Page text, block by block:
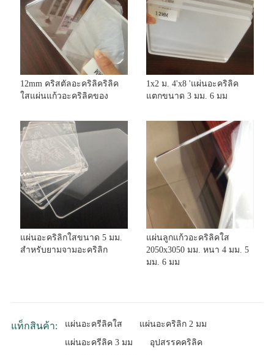
12mm คริสตัลอะคริลิคริลิค
ใสแผ่นแก้วอะคริลิคของ
1x2 ม. 4'x8 'แผ่นอะคริลิค
แตกขนาด 3 มม. 6 มม
แผ่นอะคริลิกใสขนาด 5 มม.
สำหรับยามจามอะคริลิก
แผ่นลูกแก้วอะคริลิคใส
2050x3050 มม. หนา 4 มม. 5
มม. 6 มม
แท็กสินค้า: แผ่นอะครีลิคใส
แผ่นอะคริลิก 2 มม
แผ่นอะครีลิค 3 มม
อุปสรรคคริลิค